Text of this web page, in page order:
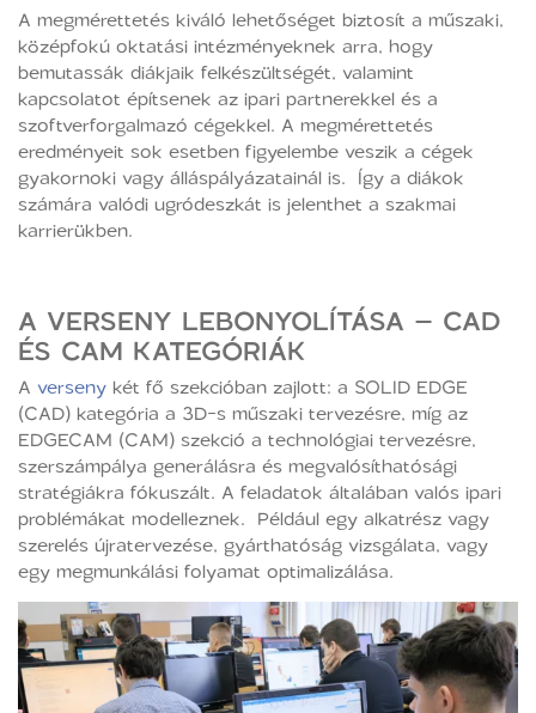
A megmérettetés kiváló lehetőséget biztosít a műszaki,
középfokú oktatási intézményeknek arra, hogy
bemutassák diákjaik felkészültségét, valamint
kapcsolatot építsenek az ipari partnerekkel és a
szoftverforgalmazó cégekkel. A megmérettetés
eredményeit sok esetben figyelembe veszik a cégek
gyakornoki vagy álláspályázatainál is. Így a diákok
számára valódi ugródeszkát is jelenthet a szakmai
karrierükben.
A VERSENY LEBONYOLÍTÁSA – CAD
ÉS CAM KATEGÓRIÁK
A verseny két fő szekcióban zajlott: a SOLID EDGE
(CAD) kategória a 3D-s műszaki tervezésre, míg az
EDGECAM (CAM) szekció a technológiai tervezésre,
szerszámpálya generálásra és megvalósíthatósági
stratégiákra fókuszált. A feladatok általában valós ipari
problémákat modelleznek. Például egy alkatrész vagy
szerelés újratervezése, gyárthatóság vizsgálata, vagy
egy megmunkálási folyamat optimalizálása.